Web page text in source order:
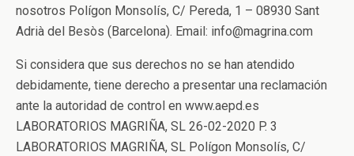
nosotros Polígon Monsolís, C/ Pereda, 1 – 08930 Sant
Adrià del Besòs (Barcelona). Email: info@magrina.com
Si considera que sus derechos no se han atendido
debidamente, tiene derecho a presentar una reclamación
ante la autoridad de control en www.aepd.es
LABORATORIOS MAGRIÑA, SL 26-02-2020 P. 3
LABORATORIOS MAGRIÑA, SL Polígon Monsolís, C/